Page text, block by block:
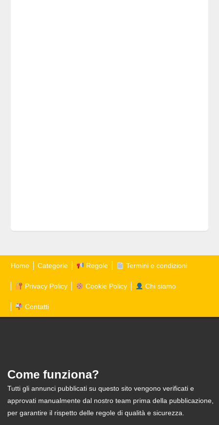
Home Categorie Regole Termini e condizioni
Privacy Policy Cookie Policy Chi siamo
Contatti
Come funziona?
Tutti gli annunci pubblicati su questo sito vengono verificati e
approvati manualmente dal nostro team prima della pubblicazione,
per garantire il rispetto delle regole di qualità e sicurezza.